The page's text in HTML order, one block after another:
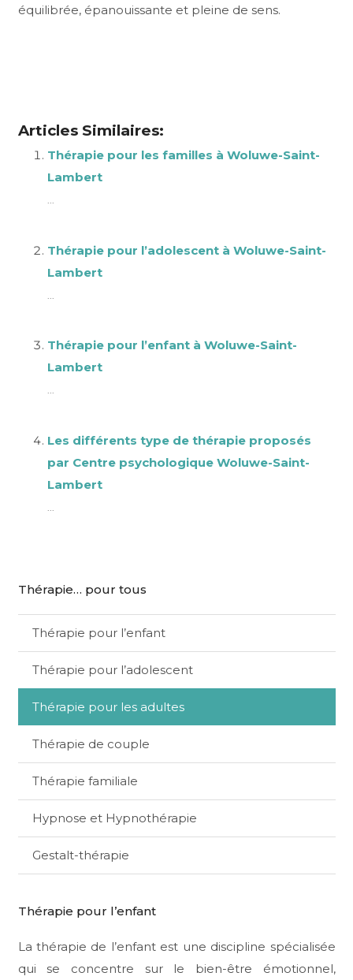
équilibrée, épanouissante et pleine de sens.
Articles Similaires:
Thérapie pour les familles à Woluwe-Saint-
Lambert
...
Thérapie pour l’adolescent à Woluwe-Saint-
Lambert
Thérapie pour l’enfant à Woluwe-Saint-
Lambert
...
Les différents type de thérapie proposés
par Centre psychologique Woluwe-Saint-
Lambert
Thérapie… pour tous
Thérapie pour l’enfant
Thérapie pour l’adolescent
Thérapie pour les adultes
Thérapie de couple
Thérapie familiale
Hypnose et Hypnothérapie
Gestalt-thérapie
Thérapie pour l’enfant
La thérapie de l’enfant est une discipline spécialisée
qui se concentre sur le bien-être émotionnel,